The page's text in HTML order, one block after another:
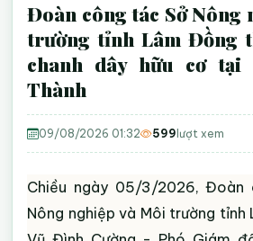
Đoàn công tác Sở Nông
trường tỉnh Lâm Đồng
chanh dây hữu cơ tại
Thành
09/08/2026 01:32 599 lượt xem
Chiều ngày 05/3/2026, Đoàn
Nông nghiệp và Môi trường